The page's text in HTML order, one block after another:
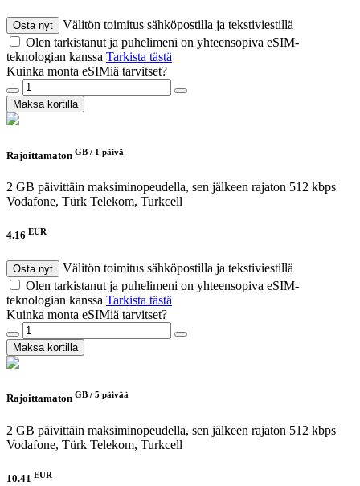
Osta nyt
Välitön toimitus sähköpostilla ja tekstiviestillä
Olen tarkistanut ja puhelimeni on yhteensopiva eSIM-
teknologian kanssa Tarkista tästä
Kuinka monta eSIMiä tarvitset?
Maksa kortilla
Rajoittamaton GB / 1 päivä
2 GB päivittäin maksiminopeudella, sen jälkeen rajaton 512 kbps
Vodafone, Türk Telekom, Turkcell
4.16 EUR
Osta nyt
Välitön toimitus sähköpostilla ja tekstiviestillä
Olen tarkistanut ja puhelimeni on yhteensopiva eSIM-
teknologian kanssa Tarkista tästä
Kuinka monta eSIMiä tarvitset?
Maksa kortilla
Rajoittamaton GB / 5 päivää
2 GB päivittäin maksiminopeudella, sen jälkeen rajaton 512 kbps
Vodafone, Türk Telekom, Turkcell
10.41 EUR